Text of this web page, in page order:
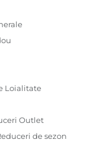
Loialitate
Outlet
de sezon